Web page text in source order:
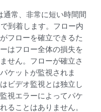
通常、非常に短い時間間
到着します。フロー内
フローを確立できるた
はフロー全体の損失を
せん。フローが確立さ
ケットが監視されま
ビデオ監視とは独立し
視エラーによってパケ
ることはありません。